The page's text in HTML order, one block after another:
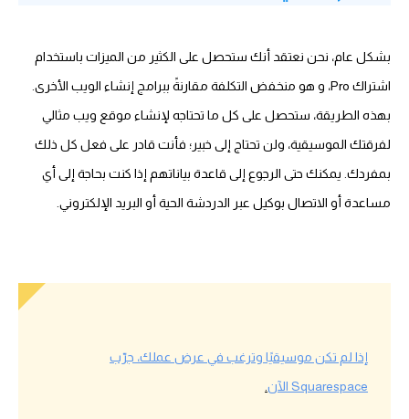
بشكل عام، نحن نعتقد أنك ستحصل على الكثير من الميزات باستخدام
اشتراك Pro، و هو منخفض التكلفة مقارنةً ببرامج إنشاء الويب الأخرى.
بهذه الطريقة، ستحصل على كل ما تحتاجه لإنشاء موقع ويب مثالي
لفرقتك الموسيقية، ولن تحتاج إلى خبير؛ فأنت قادر على فعل كل ذلك
بمفردك. يمكنك حتى الرجوع إلى قاعدة بياناتهم إذا كنت بحاجة إلى أي
مساعدة أو الاتصال بوكيل عبر الدردشة الحية أو البريد الإلكتروني.
إذا لم تكن موسيقيًا وترغب في عرض عملك، جرّب
Squarespace الآن